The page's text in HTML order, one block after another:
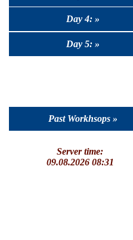
Day 4: »
Day 5: »
Past Workhsops »
Server time:
09.08.2026 08:31